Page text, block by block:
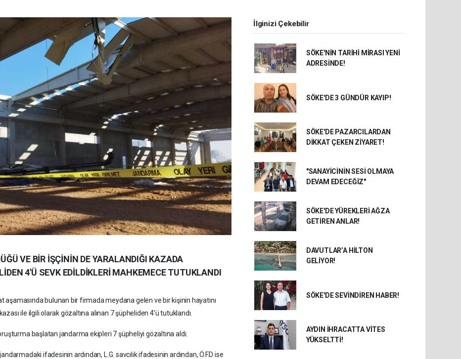
VE BİR İŞÇİNİN DE YARALANDIĞI KAZADA
4'Ü SEVK EDİLDİKLERİ MAHKEMECE TUTUKLANDI
aşamasında bulunan bir firmada meydana gelen ve bir kişinin hayatını
ile ilgili olarak gözaltına alınan 7 şüpheliden 4’ü tutuklandı.
başlatan jandarma ekipleri 7 şüpheliyi gözaltına aldı.
ifadesinin ardından, L.G. savcılık ifadesinin ardından, Ö.F.D ise
İlginizi Çekebilir
SÖKE'NİN TARİHİ MİRASI YENİ
ADRESİNDE!
SÖKE'DE 3 GÜNDÜR KAYIP!
SÖKE'DE PAZARCILARDAN
DİKKAT ÇEKEN ZİYARET!
"SANAYİCİNİN SESİ OLMAYA
DEVAM EDECEĞİZ"
SÖKE'DE YÜREKLERİ AĞZA
GETİREN ANLAR!
DAVUTLAR’A HİLTON
GELİYOR!
SÖKE'DE SEVİNDİREN HABER!
AYDIN İHRACATTA VİTES
YÜKSELTTİ!